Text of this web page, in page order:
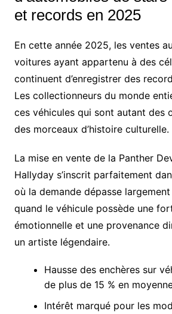
et records en 2025
En cette année 2025, les ventes
voitures ayant appartenu à des
continuent d’enregistrer des
Les collectionneurs du monde
ces véhicules qui sont autant des
des morceaux d’histoire culturelle.
La mise en vente de la Panther
Hallyday s’inscrit parfaitement
où la demande dépasse
quand le véhicule possède une
émotionnelle et une provenance
un artiste légendaire.
Hausse des enchères sur
de plus de 15 % en
Intérêt marqué pour les